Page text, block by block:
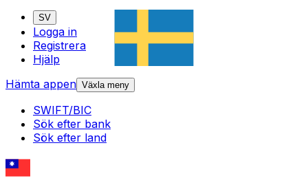
SV
Logga in
Registrera
Hjälp
Hämta appen Växla meny
SWIFT/BIC
Sök efter bank
Sök efter land